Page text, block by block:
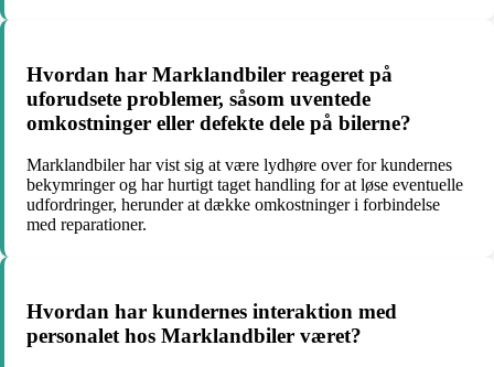
Hvordan har Marklandbiler reageret på
uforudsete problemer, såsom uventede
omkostninger eller defekte dele på bilerne?
Marklandbiler har vist sig at være lydhøre over for kundernes
bekymringer og har hurtigt taget handling for at løse eventuelle
udfordringer, herunder at dække omkostninger i forbindelse
med reparationer.
Hvordan har kundernes interaktion med
personalet hos Marklandbiler været?